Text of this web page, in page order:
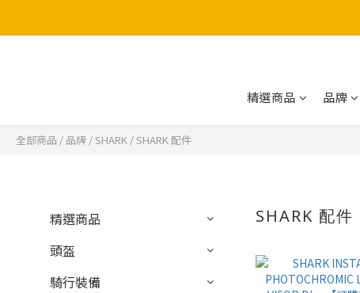
精選商品 品牌
全部商品 / 品牌 /SHARK /SHARK 配件
精選商品
頭盔
騎行裝備
SHARK 配件